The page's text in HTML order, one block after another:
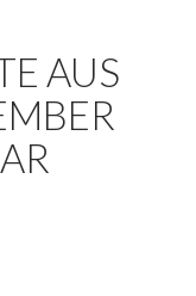
AUS